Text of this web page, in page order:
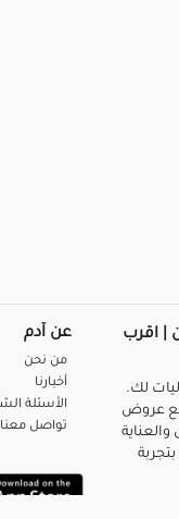
| اقرب
لك.
عروض
عن آدم
من نحن
أخبارنا
الأسئلة
تواصل معنا